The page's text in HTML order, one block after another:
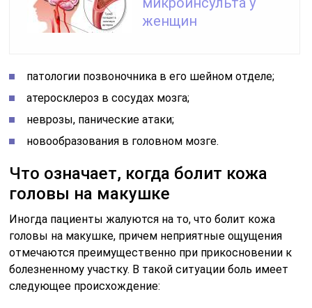
женщин
патологии позвоночника в его шейном отделе;
атеросклероз в сосудах мозга;
неврозы, панические атаки;
новообразования в головном мозге.
Что означает, когда болит кожа
головы на макушке
Иногда пациенты жалуются на то, что болит кожа
головы на макушке, причем неприятные ощущения
отмечаются преимущественно при прикосновении к
болезненному участку. В такой ситуации боль имеет
следующее происхождение: